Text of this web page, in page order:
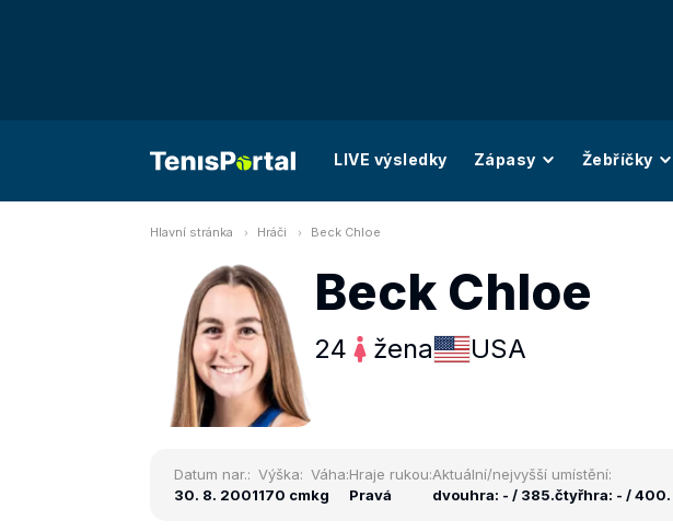
LIVE výsledky Zápasy Žebříčky
Hlavní stránka Hráči Beck Chloe
Beck Chloe
24 žena USA
Datum nar.:
30. 8. 2001
Výška:
170 cm
Váha:
kg
Hraje rukou:
Pravá
Aktuální/nejvyšší umístění:
dvouhra: - / 385.čtyřhra: - / 400.